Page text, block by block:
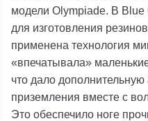
модели Olympiade. В
для изготовления
применена технология
«впечатывала»
что дало
приземления вместе с
Это обеспечило ноге